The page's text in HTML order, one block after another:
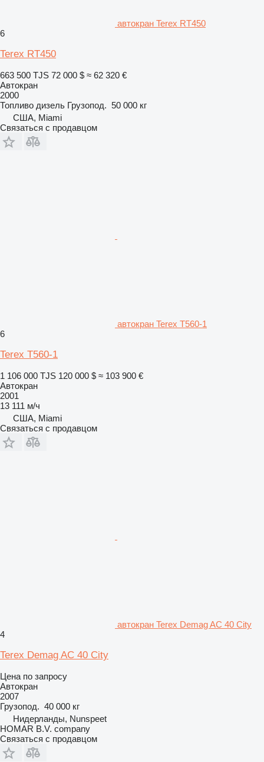
автокран Terex RT450
6
Terex RT450
663 500 TJS 72 000 $ ≈ 62 320 €
Автокран
2000
Топливо дизель Грузопод. 50 000 кг
США, Miami
Связаться с продавцом
автокран Terex T560-1
6
Terex T560-1
1 106 000 TJS 120 000 $ ≈ 103 900 €
Автокран
2001
13 111 м/ч
США, Miami
Связаться с продавцом
автокран Terex Demag AC 40 City
4
Terex Demag AC 40 City
Цена по запросу
Автокран
2007
Грузопод. 40 000 кг
Нидерланды, Nunspeet
HOMAR B.V. company
Связаться с продавцом